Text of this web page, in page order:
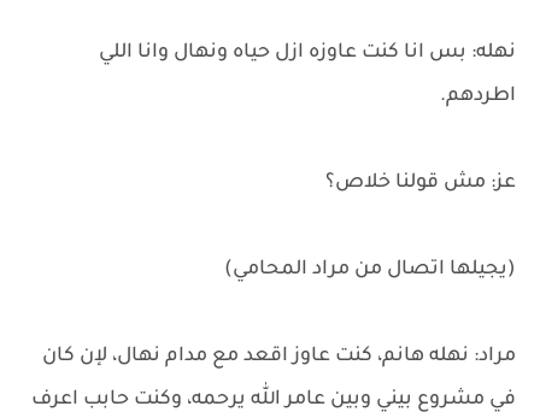
نهله: بس انا كنت عاوزه ازل حياه ونهال وانا اللي
اطردهم.
عز: مش قولنا خلاص؟
(يجيلها اتصال من مراد المحامي)
مراد: نهله هانم، كنت عاوز اقعد مع مدام نهال، لإن كان
في مشروع بيني وبين عامر الله يرحمه، وكنت حابب اعرف